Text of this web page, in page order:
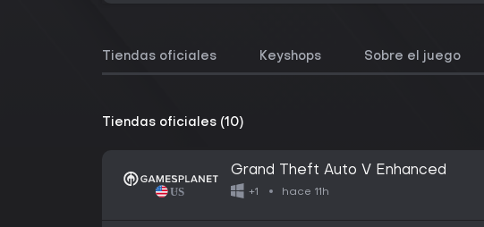
Tiendas oficiales Keyshops Sobre el juego
Tiendas oficiales (10)
Grand Theft Auto V Enhanced
+1 hace 11h